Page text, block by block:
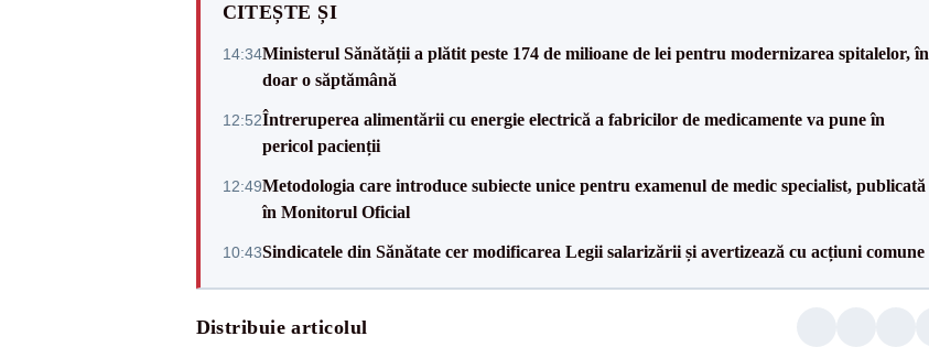
CITEȘTE ȘI
14:34Ministerul Sănătății a plătit peste 174 de milioane de lei pentru modernizarea spitalelor, în
doar o săptămână
12:52Întreruperea alimentării cu energie electrică a fabricilor de medicamente va pune în
pericol pacienții
12:49Metodologia care introduce subiecte unice pentru examenul de medic specialist, publicată
în Monitorul Oficial
10:43Sindicatele din Sănătate cer modificarea Legii salarizării și avertizează cu acțiuni comune
Distribuie articolul